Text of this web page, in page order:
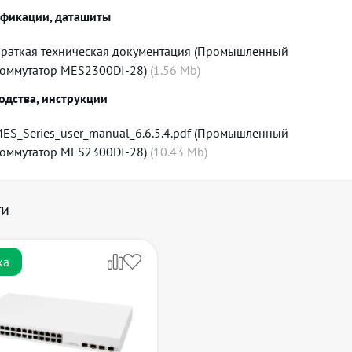
даташиты
техническая документация (Промышленный
MES2300DI-28) (1.56 Mb)
инструкции
(Промышленный
MES2300DI-28) (10.43 Mb)